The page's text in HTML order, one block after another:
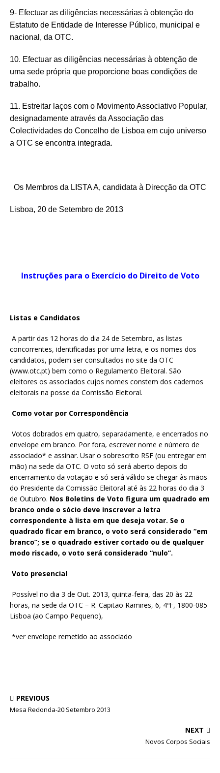
9- Efectuar as diligências necessárias à obtenção do
Estatuto de Entidade de Interesse Público, municipal e
nacional, da OTC.
10. Efectuar as diligências necessárias à obtenção de
uma sede própria que proporcione boas condições de
trabalho.
11. Estreitar laços com o Movimento Associativo Popular,
designadamente através da Associação das
Colectividades do Concelho de Lisboa em cujo universo
a OTC se encontra integrada.
Os Membros da LISTA A, candidata à Direcção da OTC
Lisboa, 20 de Setembro de 2013
Instruções para o Exercício do Direito de Voto
Listas e Candidatos
A partir das 12 horas do dia 24 de Setembro, as listas
concorrentes, identificadas por uma letra, e os nomes dos
candidatos, podem ser consultados no site da OTC
(www.otc.pt) bem como o Regulamento Eleitoral. São
eleitores os associados cujos nomes constem dos cadernos
eleitorais na posse da Comissão Eleitoral.
Como votar por Correspondência
Votos dobrados em quatro, separadamente, e encerrados no
envelope em branco. Por fora, escrever nome e número de
associado* e assinar. Usar o sobrescrito RSF (ou entregar em
mão) na sede da OTC. O voto só será aberto depois do
encerramento da votação e só será válido se chegar às mãos
do Presidente da Comissão Eleitoral até às 22 horas do dia 3
de Outubro. Nos Boletins de Voto figura um quadrado em
branco onde o sócio deve inscrever a letra
correspondente à lista em que deseja votar. Se o
quadrado ficar em branco, o voto será considerado “em
branco”; se o quadrado estiver cortado ou de qualquer
modo riscado, o voto será considerado “nulo”.
Voto presencial
Possível no dia 3 de Out. 2013, quinta-feira, das 20 às 22
horas, na sede da OTC – R. Capitão Ramires, 6, 4ºF, 1800-085
Lisboa (ao Campo Pequeno),
*ver envelope remetido ao associado
PREVIOUS
Mesa Redonda-20 Setembro 2013
NEXT
Novos Corpos Sociais